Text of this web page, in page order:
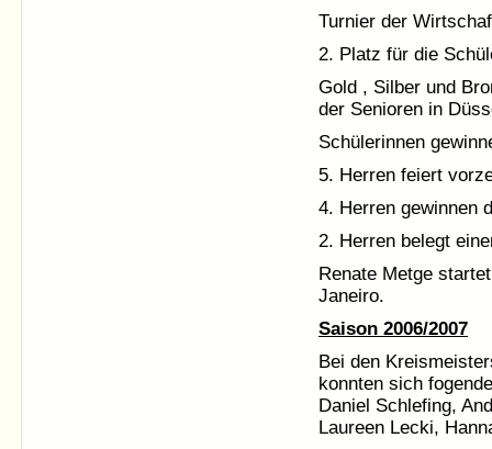
Turnier der
2. Platz für die
Gold , Silber und
der Senioren in
Schülerinnen
5. Herren feiert
4. Herren gewinnen
2. Herren belegt
Renate Metge
Janeiro.
Saison 2006/2007
Bei den
konnten sich
Daniel Schlefing,
Laureen Lecki,